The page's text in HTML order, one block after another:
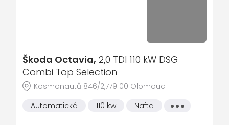
LED denní svícení
Tažné zařízení sklopné
Klimatizace automatická dvouzónová
Škoda Octavia, 2,0 TDI 110 kW DSG
Combi Top Selection
Kosmonautů 846/2,779 00 Olomouc
Automatická
110 kw Nafta
Všechny